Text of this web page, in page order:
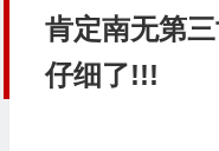
肯定南无第
仔细了!!!